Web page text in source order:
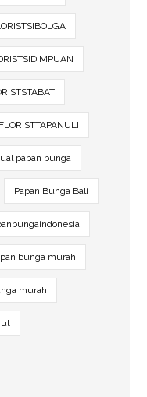
FLORISTTAPANULI
papan bunga
Papan Bunga Bali
bunga murah
murah